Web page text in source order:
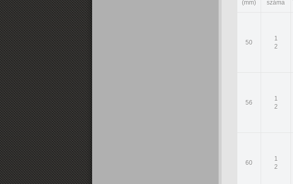
(mm)
száma
50
1
2
56
1
2
60
1
2